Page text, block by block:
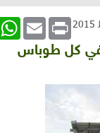
Email Print
في كل طوباس